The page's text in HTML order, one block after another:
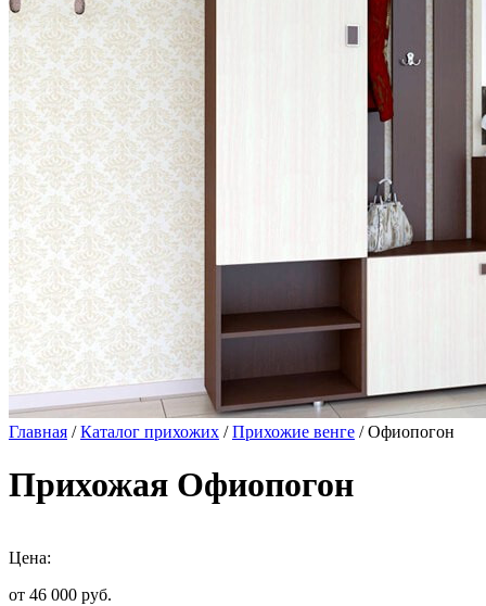
Главная /Каталог прихожих /Прихожие венге / Офиопогон
Прихожая Офиопогон
Цена:
от 46 000 руб.